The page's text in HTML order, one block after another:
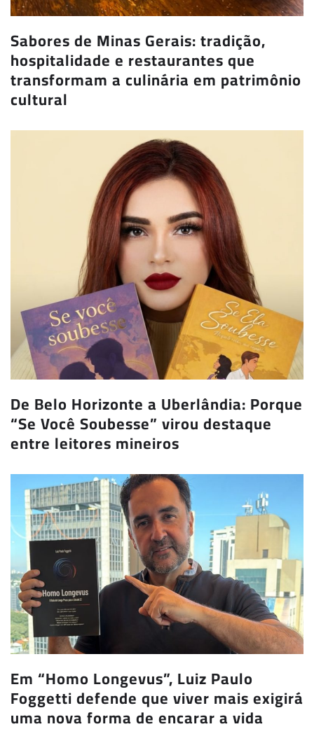
Sabores de Minas Gerais: tradição,
hospitalidade e restaurantes que
transformam a culinária em patrimônio
cultural
De Belo Horizonte a Uberlândia: Porque
“Se Você Soubesse” virou destaque
entre leitores mineiros
Em “Homo Longevus”, Luiz Paulo
Foggetti defende que viver mais exigirá
uma nova forma de encarar a vida